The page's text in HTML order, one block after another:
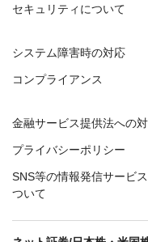
セキュリティについて
システム障害時の対応
コンプライアンス
金融サービス提供法への
プライバシーポリシー
SNS等の情報発信サービ
ついて